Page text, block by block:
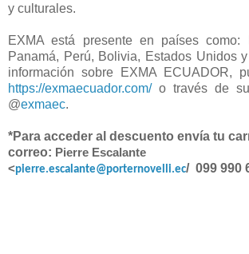
y culturales.
EXMA está presente en países como:
Panamá, Perú, Bolivia, Estados Unidos
información sobre EXMA ECUADOR,
https://exmaecuador.com/o través de
@exmaec.
*Para acceder al descuento envía tu
correo: Pierre Escalante
<pierre.escalante@porternovelli.ec/ 099 990